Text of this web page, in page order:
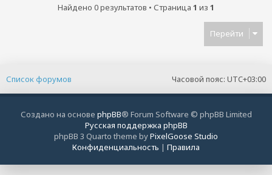
Найдено 0 результатов • Страница 1 из 1
Перейти
Часовой пояс: UTC+03:00
Список форумов
Создано на основе phpBB® Forum Software © phpBB Limited
Русская поддержка phpBB
phpBB 3 Quarto theme byPixelGoose Studio
Конфиденциальность | Правила